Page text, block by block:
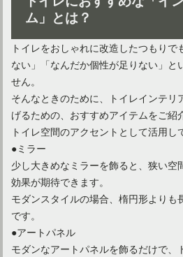
ム」とは？
トイレをおしゃれに改造したつもり
ない」「なんだか個性が足りない」と
せん。
そんなときのために、トイレインテリ
げるための、おすすめアイテムをご紹
トイレ空間のアクセントとして活用し
●ミラー
少し大きめなミラーを飾ると、狭い空
効果が期待できます。
モダンスタイルの場合、楕円形よりも
です。
●アートパネル
モダンなアートパネルを飾るだけで、